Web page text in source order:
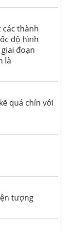
các thành
độ hình
đoạn
là
quả chín với
tượng